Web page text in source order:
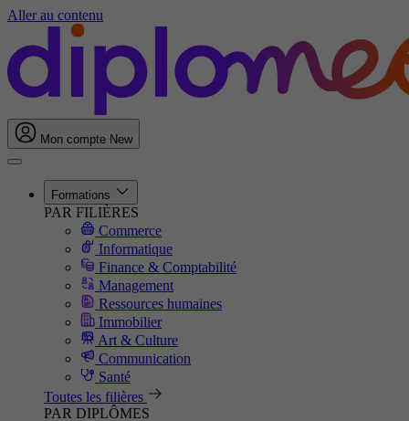
Aller au contenu
Mon compte New
Formations
PAR FILIÈRES
Commerce
Informatique
Finance & Comptabilité
Management
Ressources humaines
Immobilier
Art & Culture
Communication
Santé
Toutes les filières
PAR DIPLÔMES